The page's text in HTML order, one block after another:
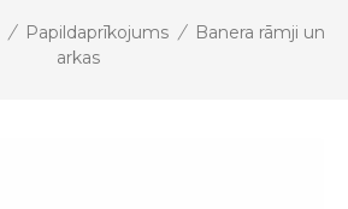
/ Papildaprīkojums / Banera rāmji un
arkas